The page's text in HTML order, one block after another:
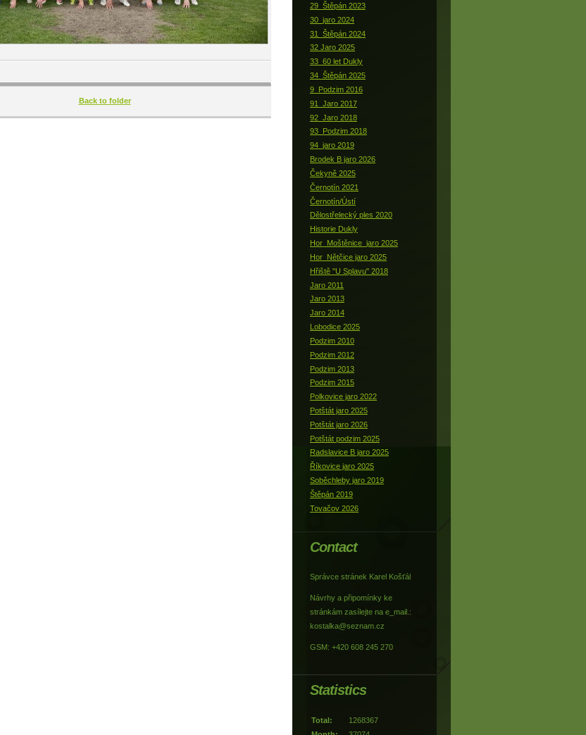
Back to folder
29_Štěpán 2023
30_jaro 2024
31_Štěpán 2024
32 Jaro 2025
33_60 let Dukly
34_Štěpán 2025
9_Podzim 2016
91_Jaro 2017
92_Jaro 2018
93_Podzim 2018
94_jaro 2019
Brodek B jaro 2026
Čekyně 2025
Černotín 2021
Černotín/Ústí
Dělostřelecký ples 2020
Historie Dukly
Hor_Moštěnice_jaro 2025
Hor_Nětčice jaro 2025
Hřiště "U Splavu" 2018
Jaro 2011
Jaro 2013
Jaro 2014
Lobodice 2025
Podzim 2010
Podzim 2012
Podzim 2013
Podzim 2015
Polkovice jaro 2022
Potštát jaro 2025
Potštát jaro 2026
Potštát podzim 2025
Radslavice B jaro 2025
Říkovice jaro 2025
Soběchleby jaro 2019
Štěpán 2019
Tovačov 2026
Contact
Správce stránek Karel Košťál
Návrhy a připomínky ke
stránkám zasílejte na e_mail.:
kostalka@seznam.cz
GSM: +420 608 245 270
Statistics
Total:
1268367